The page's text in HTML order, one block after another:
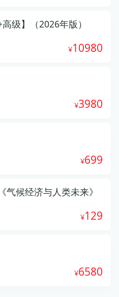
级】（2026年版）
10980
3980
699
气候经济与人类未来》
129
6580